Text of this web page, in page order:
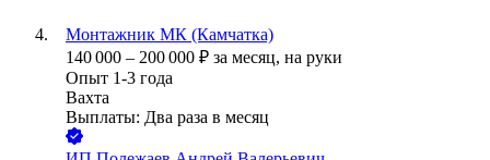
Монтажник МК (Камчатка)
140 000 – 200 000 ₽ за месяц, на руки
Опыт 1-3 года
Вахта
Выплаты: Два раза в месяц